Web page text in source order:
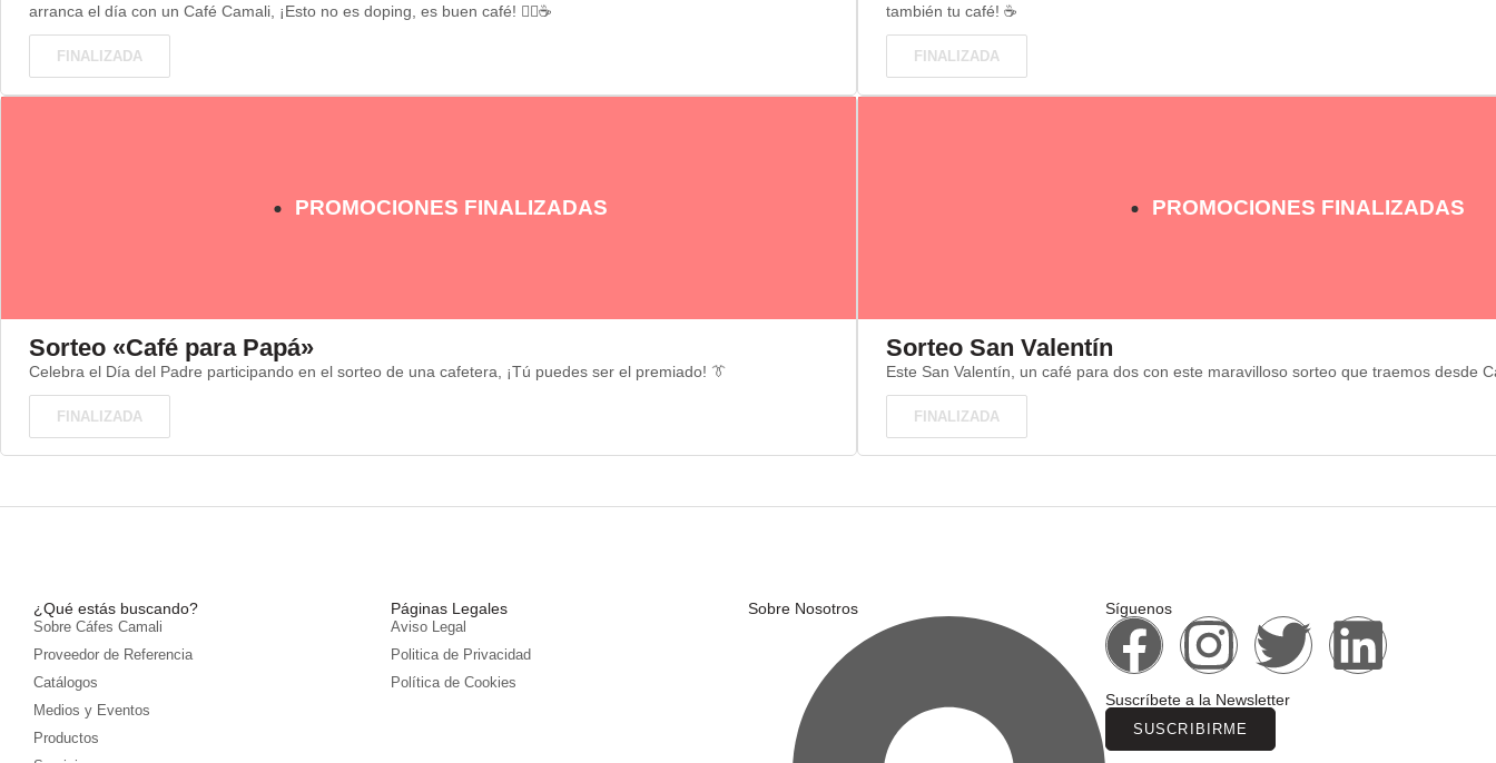
arranca el día con un Café Camali, ¡Esto no es doping, es buen café! 🚴‍♂️☕
FINALIZADA
también tu café! ☕
FINALIZADA
PROMOCIONES FINALIZADAS
Sorteo «Café para Papá»
Celebra el Día del Padre participando en el sorteo de una cafetera, ¡Tú puedes ser el premiado! 👔
FINALIZADA
PROMOCIONES FINALIZADAS
Sorteo San Valentín
Este San Valentín, un café para dos con este maravilloso sorteo que traemos desde
FINALIZADA
¿Qué estás buscando?
Sobre Cáfes Camali
Proveedor de Referencia
Catálogos
Medios y Eventos
Productos
Páginas Legales
Aviso Legal
Politica de Privacidad
Política de Cookies
Sobre Nosotros Síguenos
Suscríbete a la Newsletter
SUSCRIBIRME